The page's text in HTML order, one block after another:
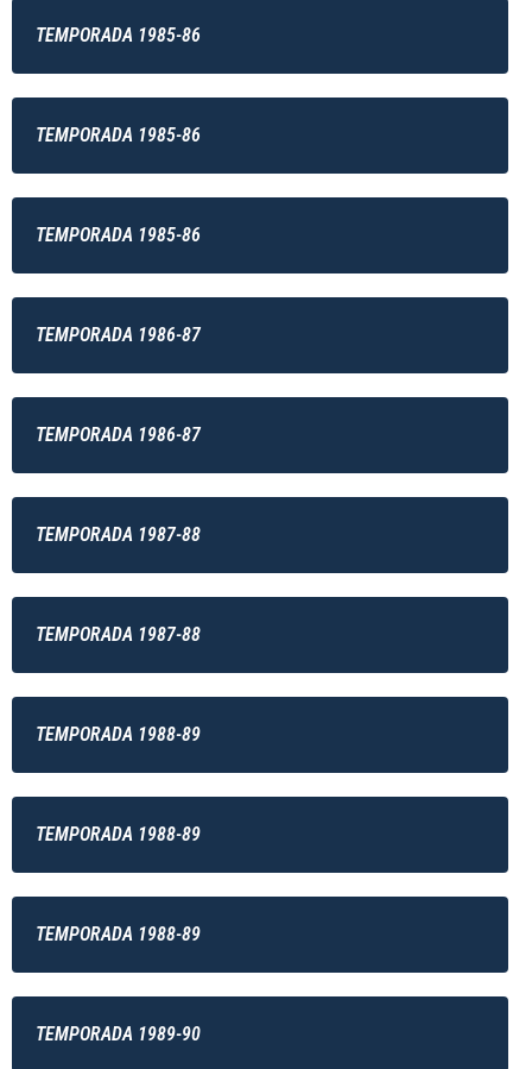
TEMPORADA 1985-86
TEMPORADA 1985-86
TEMPORADA 1985-86
TEMPORADA 1986-87
TEMPORADA 1986-87
TEMPORADA 1987-88
TEMPORADA 1987-88
TEMPORADA 1988-89
TEMPORADA 1988-89
TEMPORADA 1988-89
TEMPORADA 1989-90